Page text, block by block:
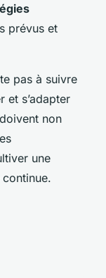
prévus et
pas à suivre
et s’adapter
non
une